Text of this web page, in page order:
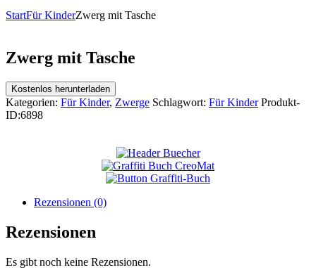
StartFür KinderZwerg mit Tasche
Zwerg mit Tasche
Kostenlos herunterladen
Kategorien: Für Kinder, Zwerge Schlagwort: Für Kinder Produkt-
ID:6898
Rezensionen (0)
Rezensionen
Es gibt noch keine Rezensionen.